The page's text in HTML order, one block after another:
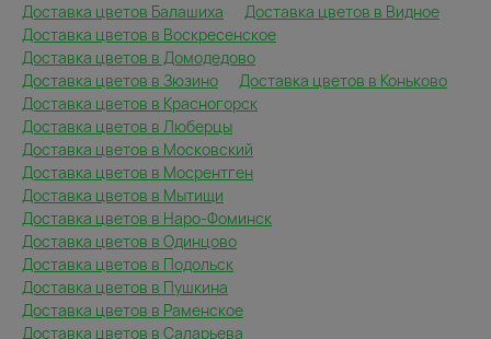
Доставка цветов Балашиха
Доставка цветов в Видное
Доставка цветов в Воскресенское
Доставка цветов в Домодедово
Доставка цветов в Зюзино
Доставка цветов в Коньково
Доставка цветов в Красногорск
Доставка цветов в Люберцы
Доставка цветов в Московский
Доставка цветов в Мосрентген
Доставка цветов в Мытищи
Доставка цветов в Наро-Фоминск
Доставка цветов в Одинцово
Доставка цветов в Подольск
Доставка цветов в Пушкина
Доставка цветов в Раменское
Доставка цветов в Саларьева